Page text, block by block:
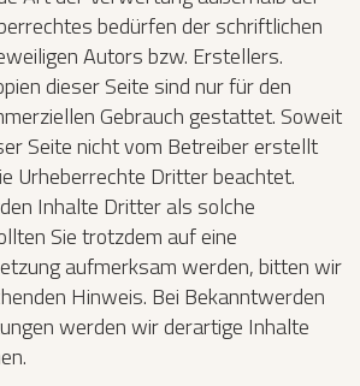
bedürfen der schriftlichen
Autors bzw. Erstellers.
dieser Seite sind nur für den
Gebrauch gestattet. Soweit
Seite nicht vom Betreiber erstellt
Urheberrechte Dritter beachtet.
Inhalte Dritter als solche
Sie trotzdem auf eine
aufmerksam werden, bitten wir
Hinweis. Bei Bekanntwerden
werden wir derartige Inhalte